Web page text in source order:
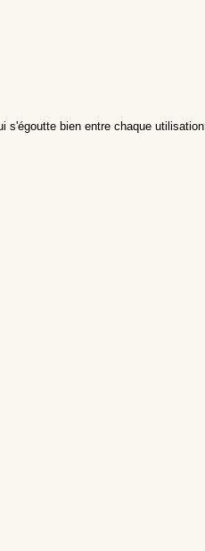
s'égoutte bien entre chaque utilisation.